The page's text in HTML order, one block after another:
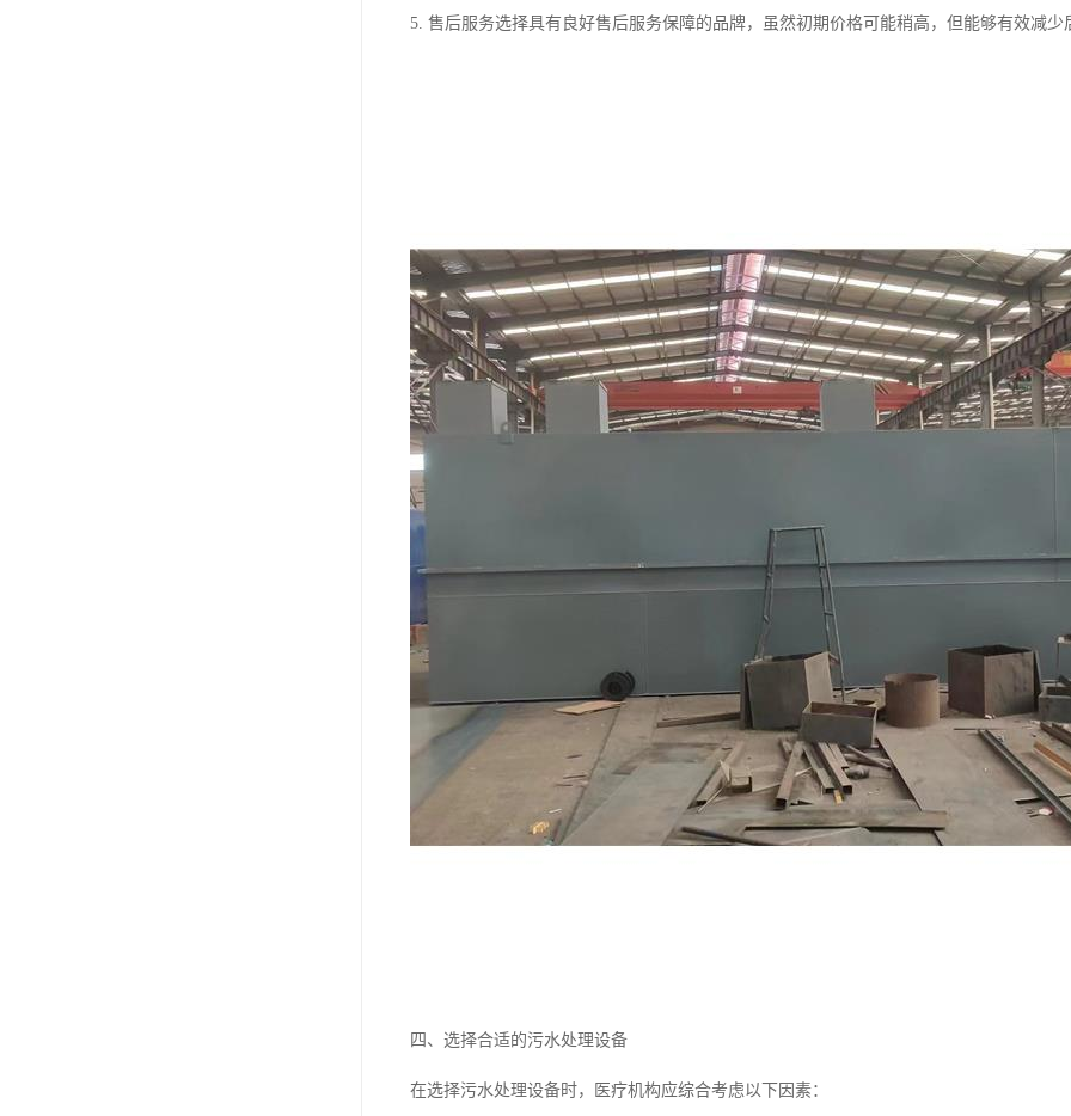
5. 售后服务选择具有良好售后服务保障的品牌，虽然初期价格可能稍高，但能够有效减
四、选择合适的污水处理设备
在选择污水处理设备时，医疗机构应综合考虑以下因素：